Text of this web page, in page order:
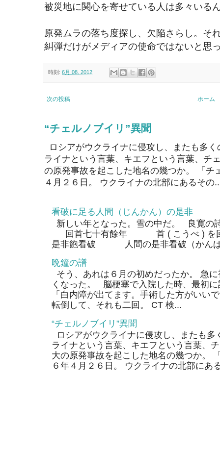
被災地に関心を寄せている人は多々いる
原発ムラの落ち度探し、欠陥さらし。そ
糾弾だけがメディアの使命ではないと思
時刻: 6月 08, 2012
次の投稿 ホーム
“チェルノブイリ”異聞
ロシアがウクライナに侵攻し、またも多
ライナという言葉、キエフという言葉、チ
の原発事故を起こした地名の幾つか。 「チ
４月２６日。 ウクライナの北部にあるその
看破に足る人間（じんかん）の是非
新しい年となった。雪の中だ。 良寛の
回首七十有餘年 首 ( こうべ ) を回
是非飽看破 人間の是非看破（かん
晩鐘の譜
そう、あれは６月の初めだったか。 急
くなった。 脳梗塞で入院した時、最初
「白内障が出てます。手術した方がい
転倒して、それも二回。 CT 検...
“チェルノブイリ”異聞
ロシアがウクライナに侵攻し、またも
ライナという言葉、キエフという言葉、
大の原発事故を起こした地名の幾つか。
６年４月２６日。 ウクライナの北部にあ